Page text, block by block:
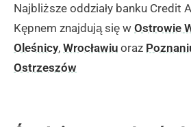
Najbliższe oddziały banku Credit
Kępnem znajdują się w Ostrowie
Oleśnicy, Wrocławiu oraz
Ostrzeszów